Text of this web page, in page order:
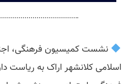
نشست کمیسیون فرهنگی،
اسلامی کلانشهر اراک به ریاست